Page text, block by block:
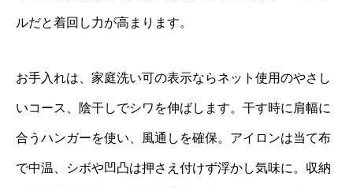
ルだと着回し力が高まります。
お手入れは、家庭洗い可の表示ならネット使用のやさし
いコース、陰干しでシワを伸ばします。干す時に肩幅に
合うハンガーを使い、風通しを確保。アイロンは当て布
で中温、シボや凹凸は押さえ付けず浮かし気味に。収納